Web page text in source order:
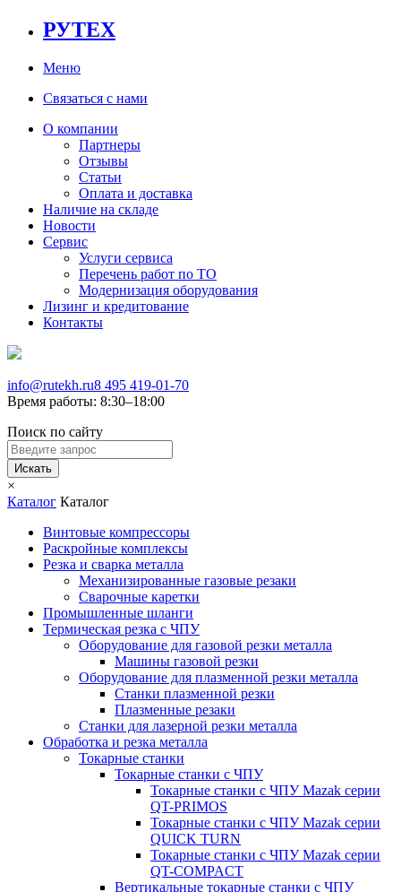
РУТЕХ
Меню
Связаться с нами
О компании
Партнеры
Отзывы
Статьи
Оплата и доставка
Наличие на складе
Новости
Сервис
Услуги сервиса
Перечень работ по ТО
Модернизация оборудования
Лизинг и кредитование
Контакты
info@rutekh.ru8 495 419-01-70
Время работы: 8:30–18:00
Поиск по сайту
Искать
×
Каталог Каталог
Винтовые компрессоры
Раскройные комплексы
Резка и сварка металла
Механизированные газовые резаки
Сварочные каретки
Промышленные шланги
Термическая резка с ЧПУ
Оборудование для газовой резки металла
Машины газовой резки
Оборудование для плазменной резки металла
Станки плазменной резки
Плазменные резаки
Станки для лазерной резки металла
Обработка и резка металла
Токарные станки
Токарные станки с ЧПУ
Токарные станки с ЧПУ Mazak серии
QT-PRIMOS
Токарные станки с ЧПУ Mazak серии
QUICK TURN
Токарные станки с ЧПУ Mazak серии
QT-COMPACT
Вертикальные токарные станки с ЧПУ